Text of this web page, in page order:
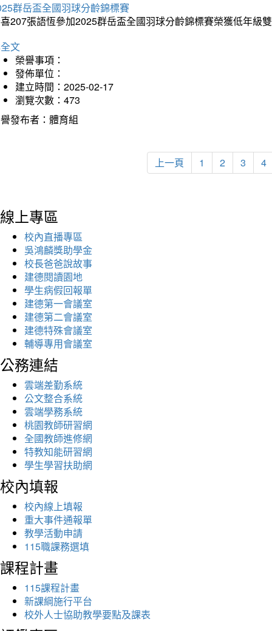
群岳盃全國羽球分齡錦標賽
207張語恆參加2025群岳盃全國羽球分齡錦標賽榮獲低年級
文
榮譽事項：
發佈單位：
建立時間：2025-02-17
瀏覽次數：473
發布者：體育組
上一頁 1 2 3 4
線上專區
校內直播專區
吳鴻麟獎助學金
校長爸爸說故事
建德閱讀園地
學生病假回報單
建德第一會議室
建德第二會議室
建德特殊會議室
輔導專用會議室
公務連結
雲端差勤系統
公文整合系統
雲端學務系統
桃園教師研習網
全國教師進修網
特教知能研習網
學生學習扶助網
校內填報
校內線上填報
重大事件通報單
教學活動申請
115職課務選填
課程計畫
115課程計畫
新課綱施行平台
校外人士協助教學要點及課表